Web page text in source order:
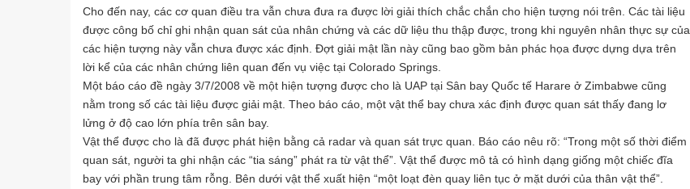
Cho đến nay, các cơ quan điều tra vẫn chưa đưa ra được lời giải thích chắc chắn cho hiện tượng nói trên. Các tài liệu
được công bố chỉ ghi nhận quan sát của nhân chứng và các dữ liệu thu thập được, trong khi nguyên nhân thực sự của
các hiện tượng này vẫn chưa được xác định. Đợt giải mật lần này cũng bao gồm bản phác họa được dựng dựa trên
lời kể của các nhân chứng liên quan đến vụ việc tại Colorado Springs.
Một báo cáo đề ngày 3/7/2008 về một hiện tượng được cho là UAP tại Sân bay Quốc tế Harare ở Zimbabwe cũng
nằm trong số các tài liệu được giải mật. Theo báo cáo, một vật thể bay chưa xác định được quan sát thấy đang lơ
lửng ở độ cao lớn phía trên sân bay.
Vật thể được cho là đã được phát hiện bằng cả radar và quan sát trực quan. Báo cáo nêu rõ: “Trong một số thời điểm
quan sát, người ta ghi nhận các “tia sáng” phát ra từ vật thể”. Vật thể được mô tả có hình dạng giống một chiếc đĩa
bay với phần trung tâm rỗng. Bên dưới vật thể xuất hiện “một loạt đèn quay liên tục ở mặt dưới của thân vật thể”.